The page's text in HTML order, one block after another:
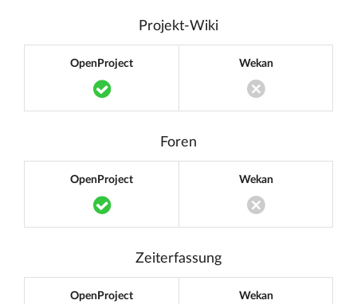
Projekt-Wiki
OpenProject
Translation missing:
Wekan
Translation
Foren
OpenProject
Translation missing:
Wekan
Translation
Zeiterfassung
OpenProject Wekan